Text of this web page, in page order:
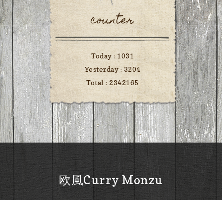
counter
Today : 1031
Yesterday : 3204
Total : 2342165
欧風Curry Monzu